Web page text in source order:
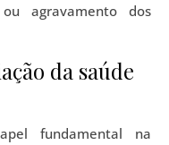
agravamento dos
da saúde
fundamental na